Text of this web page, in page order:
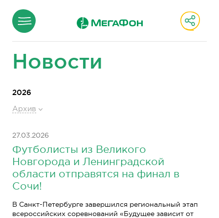
Новости
2026
Архив
27.03.2026
Футболисты из Великого
Новгорода и Ленинградской
области отправятся на финал в
Сочи!
В Санкт-Петербурге завершился региональный этап
всероссийских соревнований «Будущее зависит от